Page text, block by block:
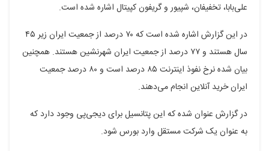
علی‌بابا، تخفیفان، شپیور و گریفون کپیتال اشاره شده است.
در این گزارش اشاره شده است که ۷۰ درصد از جمعیت ایران زیر ۴۵
سال هستند و ۷۷ درصد از جمعیت ایران شهرنشین هستند. همچنین
بیان شده نرخ نفوذ اینترنت ۸۵ درصد است و ۸۰ درصد جمعیت
ایران خرید آنلاین انجام می‌دهند.
در گزارش عنوان شده که این پتانسیل برای دیجی‌پی وجود دارد که
به عنوان یک شرکت مستقل وارد بورس شود.